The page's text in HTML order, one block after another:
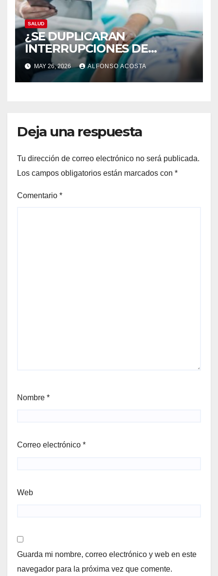
SALUD
¿SE DUPLICARAN
INTERRUPCIONES DE
EMBARAZO LEGALES?
MAY 26, 2026 ALFONSO ACOSTA
Deja una respuesta
Tu dirección de correo electrónico no será publicada.
Los campos obligatorios están marcados con *
Comentario *
Nombre *
Correo electrónico *
Web
Guarda mi nombre, correo electrónico y web en este
navegador para la próxima vez que comente.